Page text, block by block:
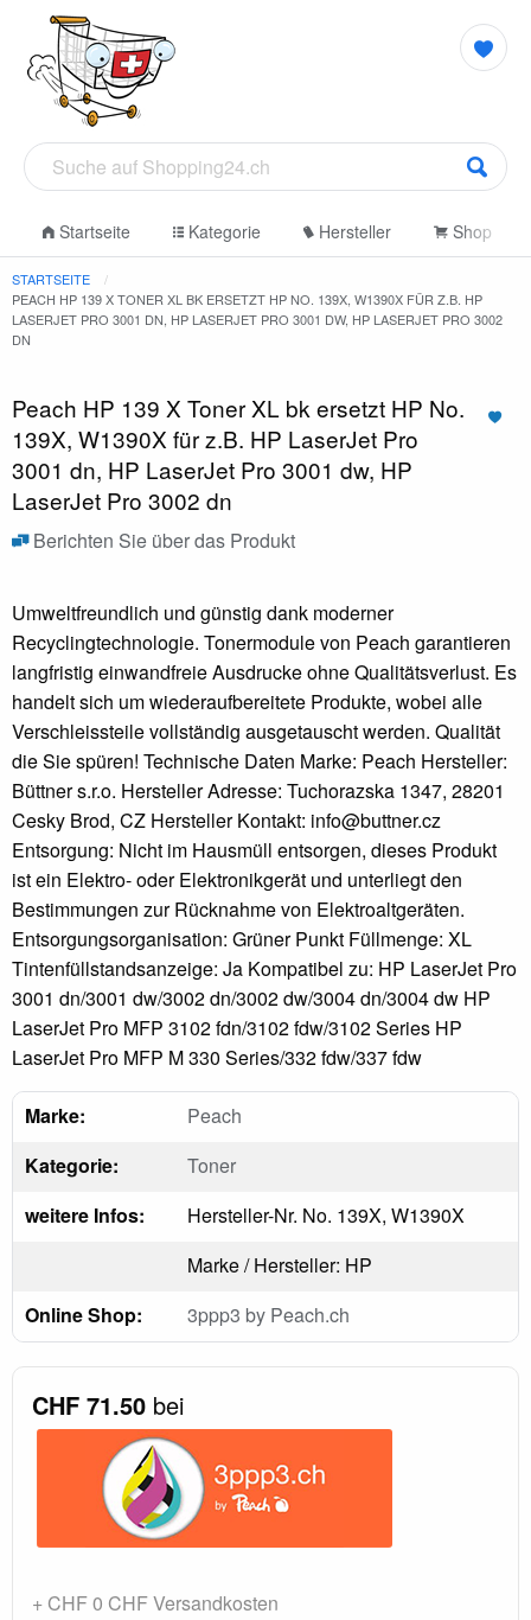
Startseite Kategorie Hersteller Shop
STARTSEITE
PEACH HP 139 X TONER XL BK ERSETZT HP NO. 139X, W1390X FÜR Z.B. HP
LASERJET PRO 3001 DN, HP LASERJET PRO 3001 DW, HP LASERJET PRO 3002
DN
Peach HP 139 X Toner XL bk ersetzt HP No.
139X, W1390X für z.B. HP LaserJet Pro
3001 dn, HP LaserJet Pro 3001 dw, HP
LaserJet Pro 3002 dn
Berichten Sie über das Produkt
Umweltfreundlich und günstig dank moderner
Recyclingtechnologie. Tonermodule von Peach garantieren
langfristig einwandfreie Ausdrucke ohne Qualitätsverlust. Es
handelt sich um wiederaufbereitete Produkte, wobei alle
Verschleissteile vollständig ausgetauscht werden. Qualität
die Sie spüren! Technische Daten Marke: Peach Hersteller:
Büttner s.r.o. Hersteller Adresse: Tuchorazska 1347, 28201
Cesky Brod, CZ Hersteller Kontakt: info@buttner.cz
Entsorgung: Nicht im Hausmüll entsorgen, dieses Produkt
ist ein Elektro- oder Elektronikgerät und unterliegt den
Bestimmungen zur Rücknahme von Elektroaltgeräten.
Entsorgungsorganisation: Grüner Punkt Füllmenge: XL
Tintenfüllstandsanzeige: Ja Kompatibel zu: HP LaserJet Pro
3001 dn/3001 dw/3002 dn/3002 dw/3004 dn/3004 dw HP
LaserJet Pro MFP 3102 fdn/3102 fdw/3102 Series HP
LaserJet Pro MFP M 330 Series/332 fdw/337 fdw
Marke:
Peach
Kategorie:
Toner
weitere Infos:
Hersteller-Nr. No. 139X, W1390X
Marke / Hersteller: HP
Online Shop:
3ppp3 by Peach.ch
CHF 71.50 bei
+ CHF 0 CHF Versandkosten